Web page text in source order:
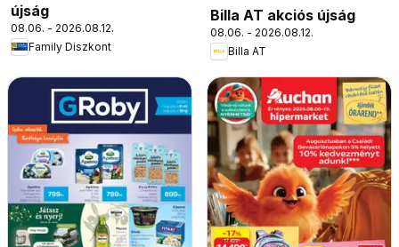
újság
08.06. - 2026.08.12.
Family Diszkont
Billa AT akciós újság
08.06. - 2026.08.12.
Billa AT